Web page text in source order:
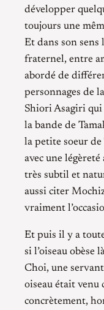
développer
toujours une
Et dans son sens
fraternel, entre
abordé de
personnages de
Shiori Asagiri qui
la bande de
la petite soeur de
avec une
très subtil et
aussi citer
vraiment
Et puis il y a
si l’oiseau obèse
Choi, une
oiseau était venu
concrètement,